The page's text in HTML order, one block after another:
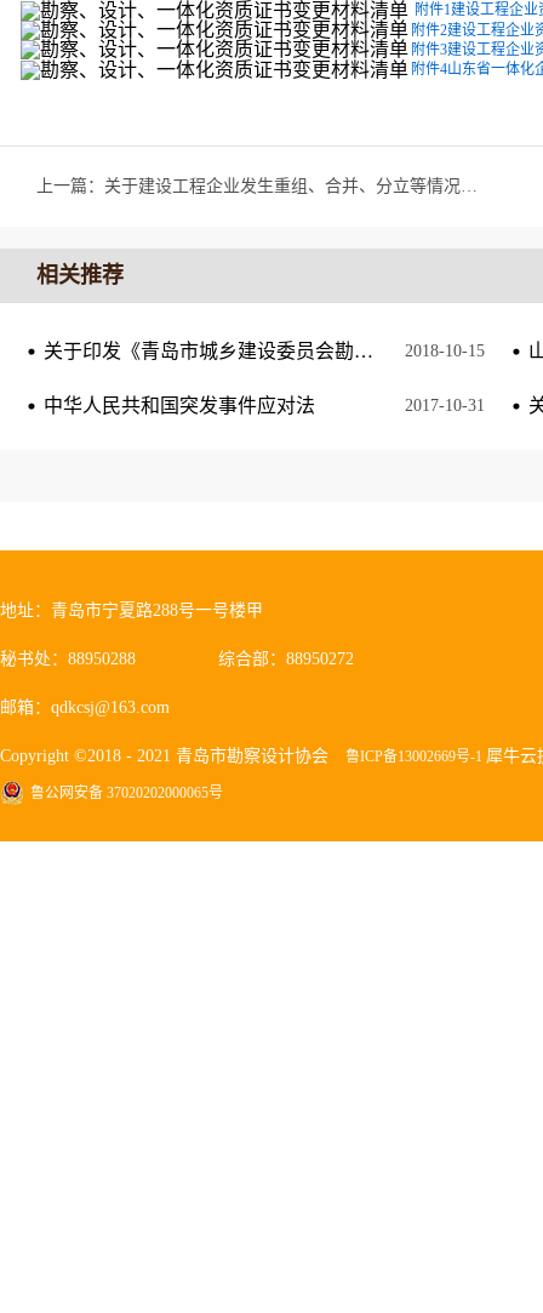
附件1建设工程企
附件2建设工程企业
附件3建设工程企业
附件4山东省一体化
上一篇： 关于建设工程企业发生重组、合并、分立等情况资质核定有关问题的通知
相关推荐
关于印发《青岛市城乡建设委员会勘察设计单位和从业人员诚信考核管理办法》的通知 2018-10-15
中华人民共和国突发事件应对法 2017-10-31
地址：青岛市宁夏路288号一号楼甲
秘书处：88950288 综合部：88950272
邮箱：qdkcsj@163.com
Copyright ©2018 - 2021 青岛市勘察设计协会 鲁ICP备13002669号-1 犀牛云
鲁公网安备 37020202000065号